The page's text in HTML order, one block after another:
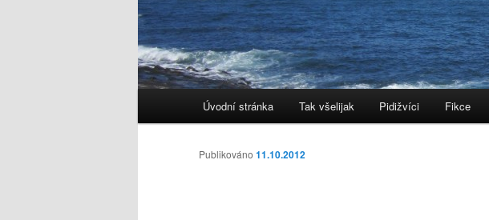
Přejít
k
Úvodní stránka Tak všelijak Pidižvíci Fikce
Publikováno 11.10.2012